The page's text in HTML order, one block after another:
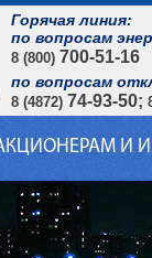
Горячая линия:
по вопросам
8 (800) 700-51-16
по вопросам
8 (4872) 74-93-50;
И